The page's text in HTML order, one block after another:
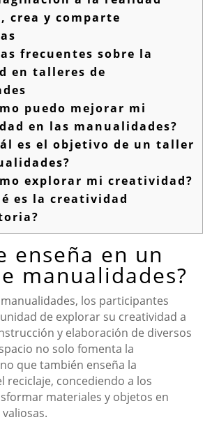
crea y comparte
frecuentes sobre la
en talleres de
puedo mejorar mi
en las manualidades?
es el objetivo de un taller
explorar mi creatividad?
es la creatividad
enseña en un
manualidades?
los participantes
de explorar su creatividad a
y elaboración de diversos
no solo fomenta la
que también enseña la
reciclaje, concediendo a los
materiales y objetos en